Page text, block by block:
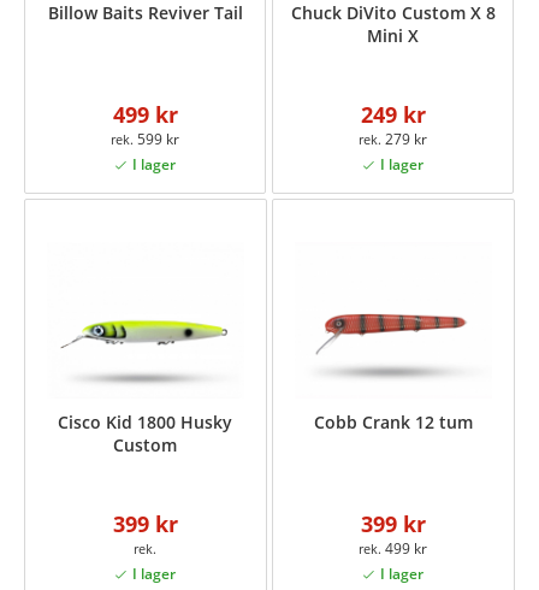
Billow Baits Reviver Tail
499 kr
599 kr
Chuck DiVito Custom X 8
Mini X
249 kr
279 kr
Cisco Kid 1800 Husky
Custom
399 kr
Cobb Crank 12 tum
399 kr
499 kr